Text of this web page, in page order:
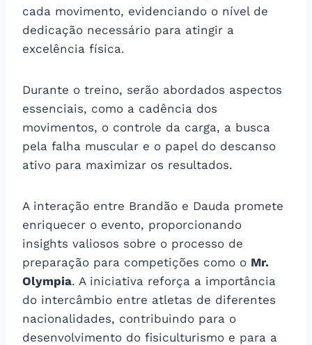
cada movimento, evidenciando o nível de
dedicação necessário para atingir a
excelência física.
Durante o treino, serão abordados aspectos
essenciais, como a cadência dos
movimentos, o controle da carga, a busca
pela falha muscular e o papel do descanso
ativo para maximizar os resultados.
A interação entre Brandão e Dauda promete
enriquecer o evento, proporcionando
insights valiosos sobre o processo de
preparação para competições como o Mr.
Olympia. A iniciativa reforça a importância
do intercâmbio entre atletas de diferentes
nacionalidades, contribuindo para o
desenvolvimento do fisiculturismo e para a